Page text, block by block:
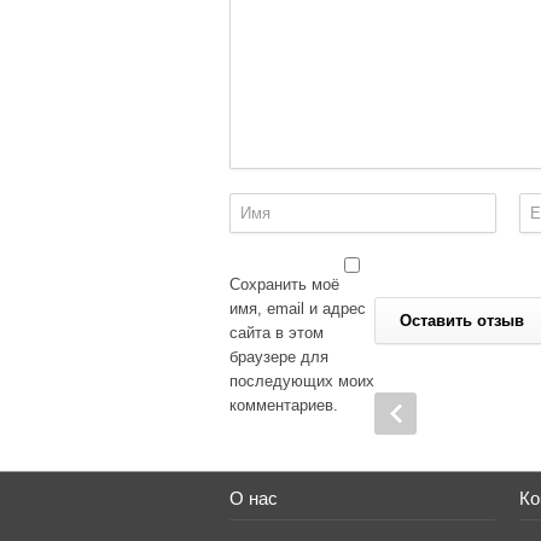
Сохранить моё
имя, email и адрес
сайта в этом
браузере для
последующих моих
комментариев.
О нас